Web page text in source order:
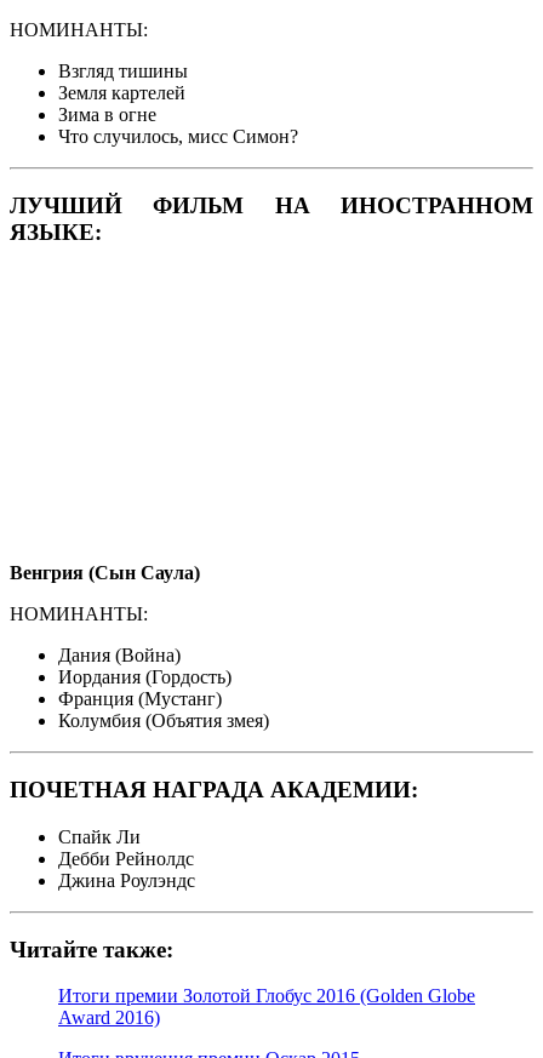
НОМИНАНТЫ:
Взгляд тишины
Земля картелей
Зима в огне
Что случилось, мисс Симон?
ЛУЧШИЙ ФИЛЬМ НА ИНОСТРАННОМ
ЯЗЫКЕ:
Венгрия (Сын Саула)
НОМИНАНТЫ:
Дания (Война)
Иордания (Гордость)
Франция (Мустанг)
Колумбия (Объятия змея)
ПОЧЕТНАЯ НАГРАДА АКАДЕМИИ:
Спайк Ли
Дебби Рейнолдс
Джина Роулэндс
Читайте также:
Итоги премии Золотой Глобус 2016 (Golden Globe
Award 2016)